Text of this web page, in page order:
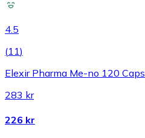
4.5
(11)
Elexir Pharma Me-no 120 Caps
283 kr
226 kr